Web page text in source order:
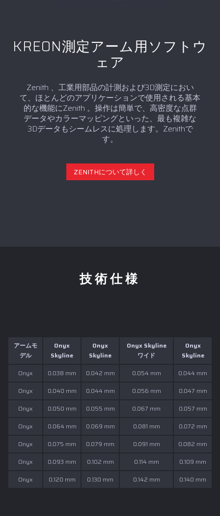
KREON測定アーム用ソフトウ
ェア
Zenith 、工業用部品の計測および3D測定におい
て、ほとんどのアプリケーションで使用される基本
的な機能にZenith 。操作は簡単で、高密度な点群
データやカラーマッピングといった、最も複雑な
3Dデータもシームレスに処理します。Zenithで
す。
ZENITHについて詳しく
技術仕様
アームモ
デル
Onyx
Skyline
Onyx
Skyline
Onyx Skyline
ワイド
Onyx
Skyline
Onyx
0.038 mm 0.042 mm 0.054 mm
0.044 mm
Onyx
0.040 mm 0.044 mm 0.056 mm
0.047 mm
Onyx
0.050 mm 0.055 mm 0.067 mm
0.057 mm
Onyx
0.064 mm 0.069 mm 0.081 mm
0.072 mm
Onyx
0.075 mm 0.079 mm 0.091 mm
0.082 mm
Onyx
0.093 mm 0.102 mm 0.114 mm
0.109 mm
Onyx
0.120 mm 0.130 mm 0.142 mm 0.140 mm